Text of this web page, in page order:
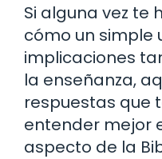
Si alguna vez te
cómo un simple
implicaciones
la enseñanza,
respuestas que
entender mejor
aspecto de la